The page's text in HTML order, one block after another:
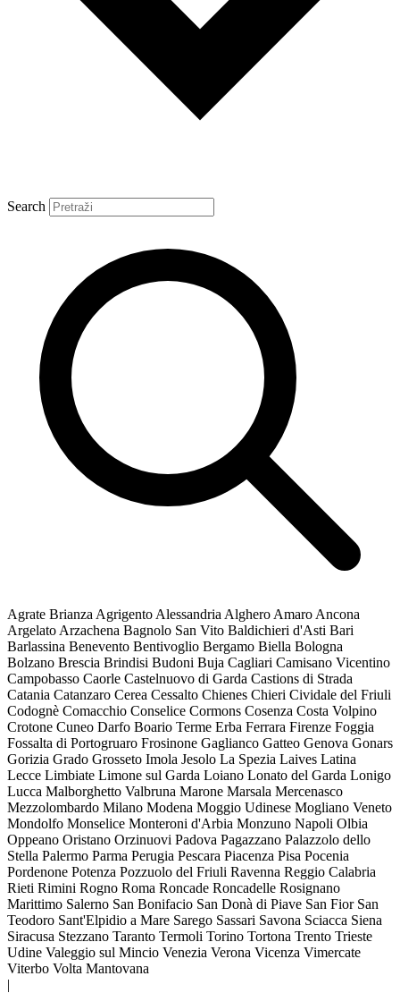
Search
Agrate Brianza Agrigento Alessandria Alghero Amaro Ancona
Argelato Arzachena Bagnolo San Vito Baldichieri d'Asti Bari
Barlassina Benevento Bentivoglio Bergamo Biella Bologna
Bolzano Brescia Brindisi Budoni Buja Cagliari Camisano Vicentino
Campobasso Caorle Castelnuovo di Garda Castions di Strada
Catania Catanzaro Cerea Cessalto Chienes Chieri Cividale del Friuli
Codognè Comacchio Conselice Cormons Cosenza Costa Volpino
Crotone Cuneo Darfo Boario Terme Erba Ferrara Firenze Foggia
Fossalta di Portogruaro Frosinone Gaglianco Gatteo Genova Gonars
Gorizia Grado Grosseto Imola Jesolo La Spezia Laives Latina
Lecce Limbiate Limone sul Garda Loiano Lonato del Garda Lonigo
Lucca Malborghetto Valbruna Marone Marsala Mercenasco
Mezzolombardo Milano Modena Moggio Udinese Mogliano Veneto
Mondolfo Monselice Monteroni d'Arbia Monzuno Napoli Olbia
Oppeano Oristano Orzinuovi Padova Pagazzano Palazzolo dello
Stella Palermo Parma Perugia Pescara Piacenza Pisa Pocenia
Pordenone Potenza Pozzuolo del Friuli Ravenna Reggio Calabria
Rieti Rimini Rogno Roma Roncade Roncadelle Rosignano
Marittimo Salerno San Bonifacio San Donà di Piave San Fior San
Teodoro Sant'Elpidio a Mare Sarego Sassari Savona Sciacca Siena
Siracusa Stezzano Taranto Termoli Torino Tortona Trento Trieste
Udine Valeggio sul Mincio Venezia Verona Vicenza Vimercate
Viterbo Volta Mantovana
|